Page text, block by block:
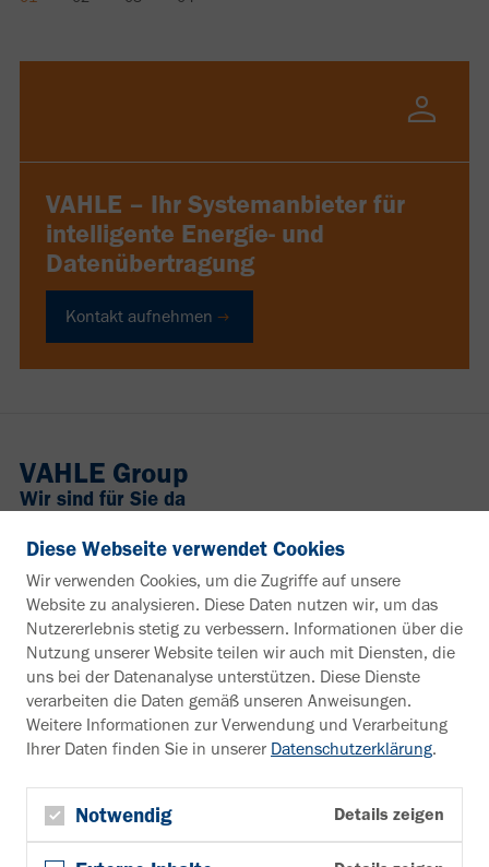
VAHLE – Ihr Systemanbieter für
intelligente Energie- und
Datenübertragung
Kontakt aufnehmen
VAHLE Group
Wir sind für Sie da
+49 2307 704-0
info@vahle.de
Paul Vahle GmbH & Co. KG
Westicker Str. 52
59174 Kamen
Deutschland
Interesse an weiteren Infos?
Infomaterial
Newsletter
Newsletter anmelden
Diese Webseite verwendet Cookies
Wir verwenden Cookies, um die Zugriffe auf unsere
Website zu analysieren. Diese Daten nutzen wir, um das
Nutzererlebnis stetig zu verbessern. Informationen über die
Nutzung unserer Website teilen wir auch mit Diensten, die
uns bei der Datenanalyse unterstützen. Diese Dienste
verarbeiten die Daten gemäß unseren Anweisungen.
Weitere Informationen zur Verwendung und Verarbeitung
Ihrer Daten finden Sie in unserer Datenschutzerklärung.
Notwendig Details zeigen